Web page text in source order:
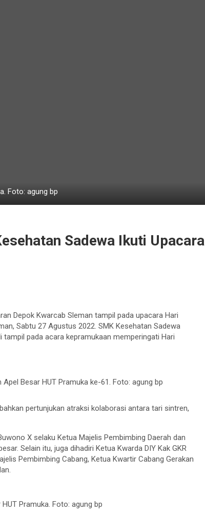
Foto: agung bp
Sadewa Ikuti Upacara
Depok Kwarcab Sleman tampil pada upacara Hari
Sabtu 27 Agustus 2022. SMK Kesehatan Sadewa
tampil pada acara kepramukaan memperingati Hari
Besar HUT Pramuka ke-61. Foto: agung bp
pertunjukan atraksi kolaborasi antara tari sintren,
X selaku Ketua Majelis Pembimbing Daerah dan
Selain itu, juga dihadiri Ketua Kwarda DIY Kak GKR
Pembimbing Cabang, Ketua Kwartir Cabang Gerakan
Pramuka. Foto: agung bp